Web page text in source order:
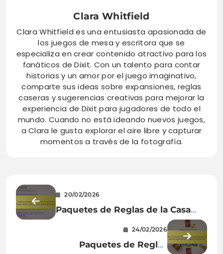
Clara Whitfield
Clara Whitfield es una entusiasta apasionada de
los juegos de mesa y escritora que se
especializa en crear contenido atractivo para los
fanáticos de Dixit. Con un talento para contar
historias y un amor por el juego imaginativo,
comparte sus ideas sobre expansiones, reglas
caseras y sugerencias creativas para mejorar la
experiencia de Dixit para jugadores de todo el
mundo. Cuando no está ideando nuevos juegos,
a Clara le gusta explorar el aire libre y capturar
momentos a través de la fotografía.
20/02/2026
Paquetes de Reglas de la Casa
Dixit: Adaptaciones familiares,
Dinámicas de jugadores, Ajustes
de puntuación
24/02/2026
Paquetes de Reglas